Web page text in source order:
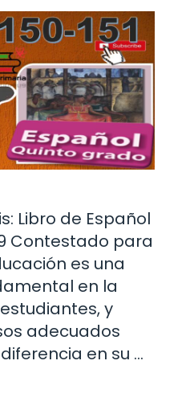
Libro de Español
Contestado para
es una
en la
y
adecuados
en su …